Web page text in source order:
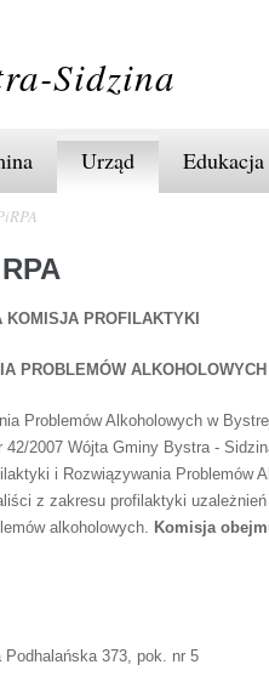
Sidzina
Urząd Edukacja
KOMISJA PROFILAKTYKI
PROBLEMÓW ALKOHOLOWYCH
Problemów Alkoholowych w
2007 Wójta Gminy Bystra -
i Rozwiązywania Problemów
z zakresu profilaktyki
alkoholowych. Komisja
373, pok. nr 5